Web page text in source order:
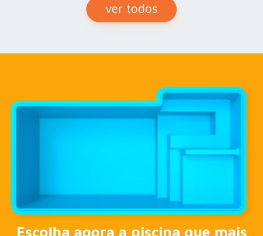
ver todos
Escolha agora a piscina que mais